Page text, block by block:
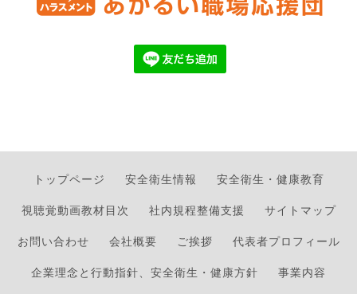
トップページ 安全衛生情報
安全衛生・健康教育
視聴覚動画教材目次
社内規程整備支援
サイトマップ
お問い合わせ
会社概要 ご挨拶
代表者プロフィール
企業理念と行動指針、安全衛生・健康方針
事業内容